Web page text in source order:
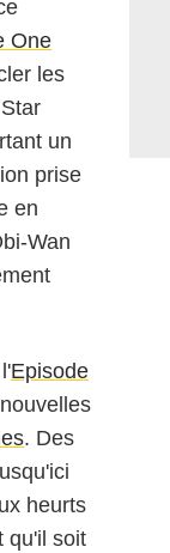
One
les
un
prise
en
Wan
Episode
. Des
heurts
qu'il soit